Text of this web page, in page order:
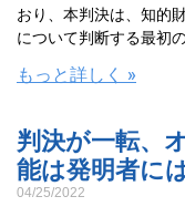
おり、本判決は、知的
について判断する最初
もっと詳しく »
判決が一転、
能は発明者に
04/25/2022